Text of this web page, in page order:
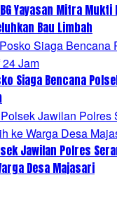
Yayasan Mitra Mukti
Bau Limbah
Siaga Bencana
Jawilan Polres
Desa Majasari